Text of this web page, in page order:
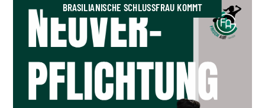
BRASILIANISCHE SCHLUSSFRAU KOMMT